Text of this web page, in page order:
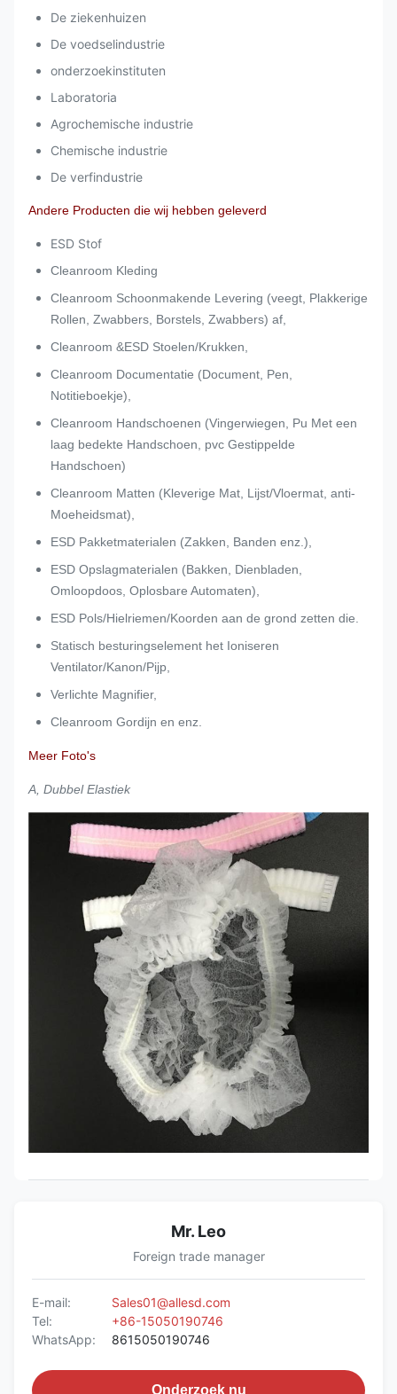
De ziekenhuizen
De voedselindustrie
onderzoekinstituten
Laboratoria
Agrochemische industrie
Chemische industrie
De verfindustrie
Andere Producten die wij hebben geleverd
ESD Stof
Cleanroom Kleding
Cleanroom Schoonmakende Levering (veegt, Plakkerige
Rollen, Zwabbers, Borstels, Zwabbers) af,
Cleanroom &ESD Stoelen/Krukken,
Cleanroom Documentatie (Document, Pen,
Notitieboekje),
Cleanroom Handschoenen (Vingerwiegen, Pu Met een
laag bedekte Handschoen, pvc Gestippelde
Handschoen)
Cleanroom Matten (Kleverige Mat, Lijst/Vloermat, anti-
Moeheidsmat),
ESD Pakketmaterialen (Zakken, Banden enz.),
ESD Opslagmaterialen (Bakken, Dienbladen,
Omloopdoos, Oplosbare Automaten),
ESD Pols/Hielriemen/Koorden aan de grond zetten die.
Statisch besturingselement het Ioniseren
Ventilator/Kanon/Pijp,
Verlichte Magnifier,
Cleanroom Gordijn en enz.
Meer Foto's
A, Dubbel Elastiek
Mr. Leo
Foreign trade manager
E-mail:
Sales01@allesd.com
Tel:
+86-15050190746
WhatsApp:
8615050190746
Onderzoek nu